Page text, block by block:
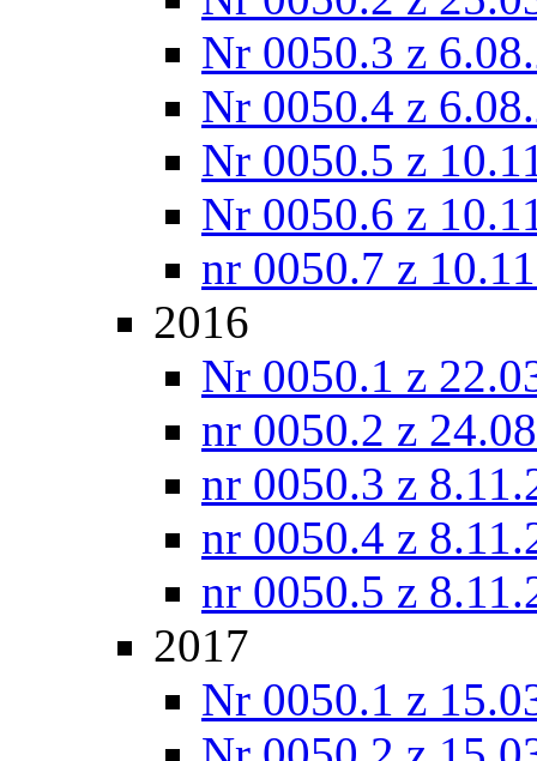
Nr 0050.3 z
Nr 0050.4 z
Nr 0050.5 z
Nr 0050.6 z
nr 0050.7 z
2016
Nr 0050.1 z
nr 0050.2 z
nr 0050.3 z
nr 0050.4 z
nr 0050.5 z
2017
Nr 0050.1 z